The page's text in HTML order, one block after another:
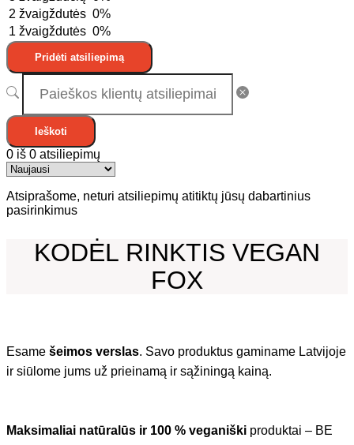
2 žvaigždutės 0%
1 žvaigždutės 0%
Pridėti atsiliepimą
Ieškoti
0 iš 0 atsiliepimų
Atsiprašome, neturi atsiliepimų atitiktų jūsų dabartinius
pasirinkimus
KODĖL RINKTIS VEGAN
FOX
Esame šeimos verslas. Savo produktus gaminame Latvijoje
ir siūlome jums už prieinamą ir sąžiningą kainą.
Maksimaliai natūralūs ir 100 % veganiški produktai – BE